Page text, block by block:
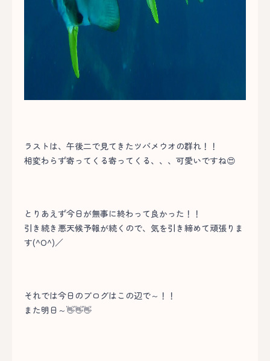
ラストは、午後二で見てきたツバメウオの群れ！！
相変わらず寄ってくる寄ってくる、、、可愛いですね😍
とりあえず今日が無事に終わって良かった！！
引き続き悪天候予報が続くので、気を引き締めて頑張りま
す(^O^)／
それでは今日のブログはこの辺で～！！
また明日～👋👋👋